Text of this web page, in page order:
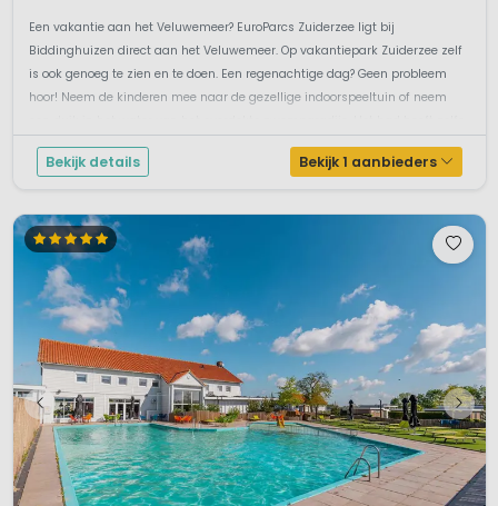
Een vakantie aan het Veluwemeer? EuroParcs Zuiderzee ligt bij
Biddinghuizen direct aan het Veluwemeer. Op vakantiepark Zuiderzee zelf
is ook genoeg te zien en te doen. Een regenachtige dag? Geen probleem
hoor! Neem de kinderen mee naar de gezellige indoorspeeltuin of neem
een...
Bekijk details Bekijk 1 aanbieders